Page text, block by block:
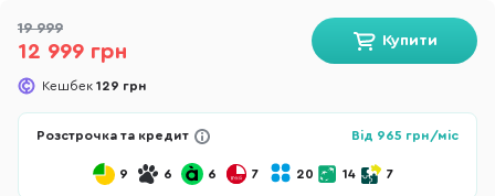
19 999
12 999 грн
Кешбек 129 грн
Купити
Розстрочка та кредит Від 965 грн/міс
9 6 6 7 20 14 7